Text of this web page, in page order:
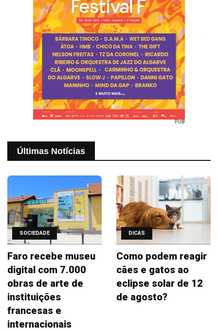
PUB
Últimas Notícias
SOCIEDADE
Faro recebe museu
digital com 7.000
obras de arte de
instituições
francesas e
internacionais
DICAS
Como podem reagir
cães e gatos ao
eclipse solar de 12
de agosto?